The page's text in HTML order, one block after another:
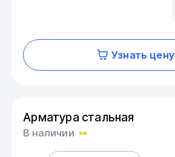
Узнать цену
Арматура стальная
В наличии